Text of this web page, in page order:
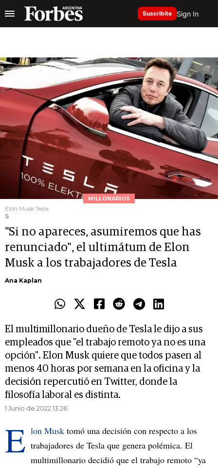
Suscribite Sign In
MILLONARIOS
Elon Musk Tesla
S
"Si no apareces, asumiremos que has
renunciado", el ultimátum de Elon
Musk a los trabajadores de Tesla
Ana Kaplan
El multimillonario dueño de Tesla le dijo a sus
empleados que "el trabajo remoto ya no es una
opción". Elon Musk quiere que todos pasen al
menos 40 horas por semana en la oficina y la
decisión repercutió en Twitter, donde la
filosofía laboral es distinta.
1 Junio de 2022 13.26
E lon Musk tomó una decisión con respecto a los
trabajadores de Tesla que genera polémica. El
multimillonario decidió que el trabajo remoto “ya